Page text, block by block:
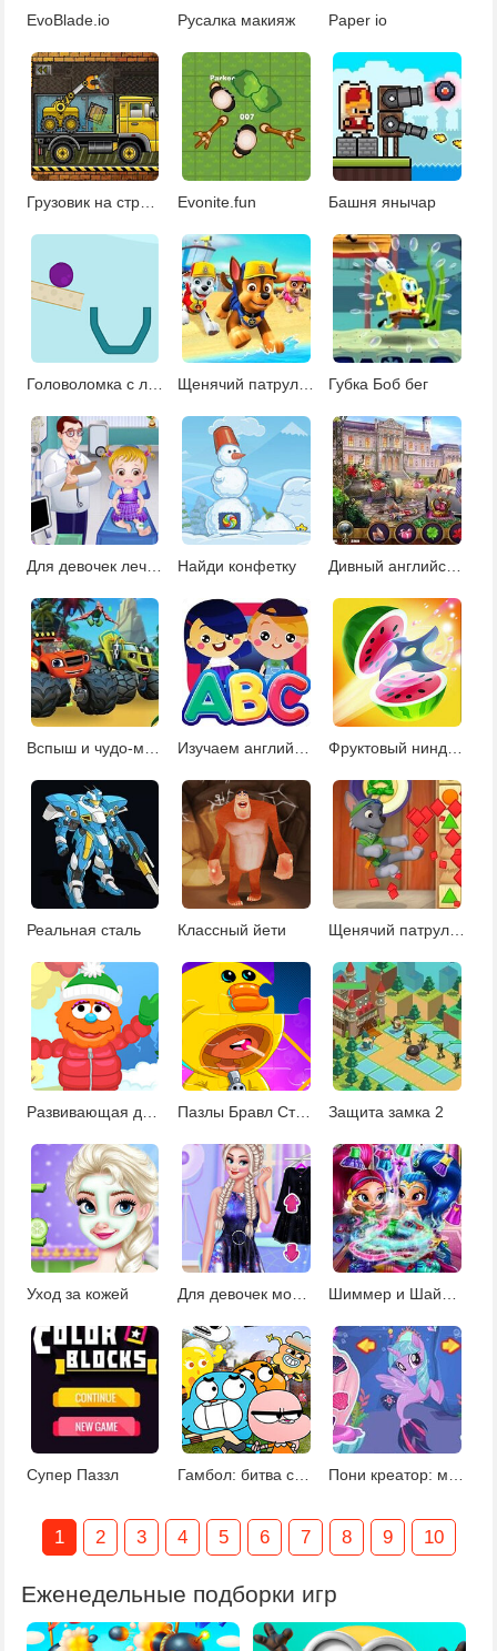
EvoBlade.io Русалка макияж Paper io
Грузовик на стройке Evonite.fun Башня янычар
Головоломка с линиями Щенячий патруль морской патруль Губка Боб бег
Для девочек лечить детей Найди конфетку Дивный английский сад
Реальная сталь Классный йети Щенячий патруль Щен-Фу
Пазлы Бравл Старс Защита замка 2
Уход за кожей Для девочек модницы
Супер Паззл Гамбол: битва со снеговиками Пони креатор: морской мир
1 2 3 4 5 6 7 8 9 10
Еженедельные подборки игр